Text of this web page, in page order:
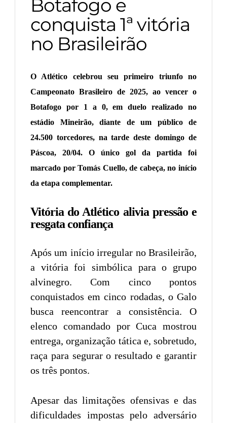
Botafogo e
conquista 1ª vitória
no Brasileirão
O Atlético celebrou seu primeiro triunfo no
Campeonato Brasileiro de 2025, ao vencer o
Botafogo por 1 a 0, em duelo realizado no
estádio Mineirão, diante de um público de
24.500 torcedores, na tarde deste domingo de
Páscoa, 20/04. O único gol da partida foi
marcado por Tomás Cuello, de cabeça, no início
da etapa complementar.
Vitória do Atlético alivia pressão e
resgata confiança
Após um início irregular no Brasileirão,
a vitória foi simbólica para o grupo
alvinegro. Com cinco pontos
conquistados em cinco rodadas, o Galo
busca reencontrar a consistência. O
elenco comandado por Cuca mostrou
entrega, organização tática e, sobretudo,
raça para segurar o resultado e garantir
os três pontos.
Apesar das limitações ofensivas e das
dificuldades impostas pelo adversário